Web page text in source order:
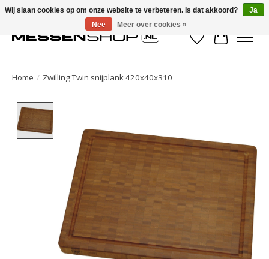
Verlanglijst
Home / Zwilling Twin snijplank 420x40x310
Wij slaan cookies op om onze website te verbeteren. Is dat akkoord?
Ja
Nee
Meer over cookies »